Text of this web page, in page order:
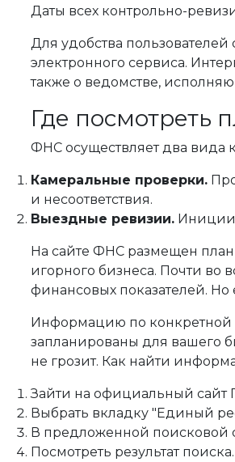
Даты всех контрольно-
Для удобства
электронного сервиса.
также о ведомстве,
Где посмотреть
ФНС осуществляет два вида
Камеральные проверки.
и несоответствия.
Выездные ревизии.
На сайте ФНС размещен план
игорного бизнеса. Почти во
финансовых показателей.
Информацию по конкретной
запланированы для вашего
не грозит. Как найти
Зайти на официальный сайт
Выбрать вкладку "Единый
В предложенной поисковой
Посмотреть результат